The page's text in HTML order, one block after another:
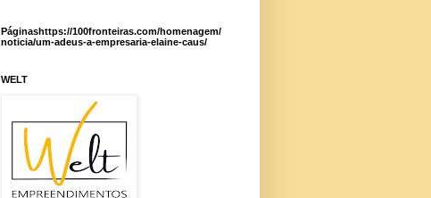
Páginashttps://100fronteiras.com/homenagem/
noticia/um-adeus-a-empresaria-elaine-caus/
WELT